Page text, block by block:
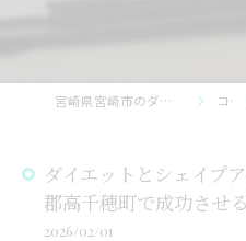
宮崎県宮崎市のダイエットならYOSAPARK_Luna 神宮店 コラム
ダイエットとシェイプ
郡高千穂町で成功させ
2026/02/01